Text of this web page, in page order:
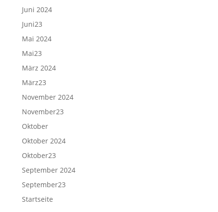
Juni 2024
Juni23
Mai 2024
Mai23
März 2024
März23
November 2024
November23
Oktober
Oktober 2024
Oktober23
September 2024
September23
Startseite